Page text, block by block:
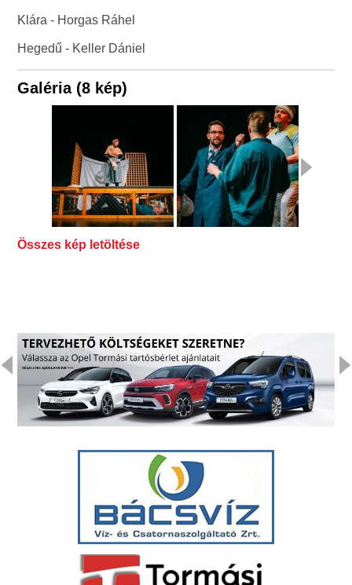
Klára - Horgas Ráhel
Hegedű - Keller Dániel
Galéria (8 kép)
Összes kép letöltése